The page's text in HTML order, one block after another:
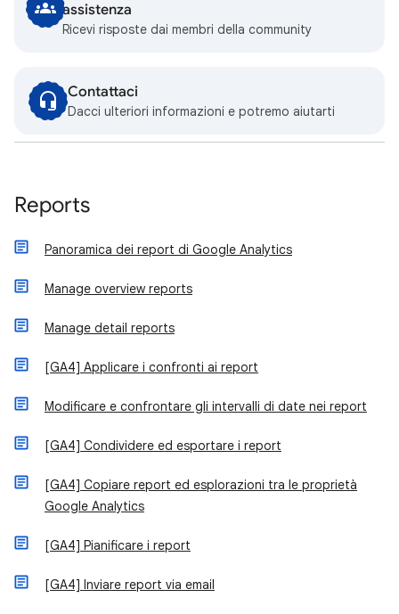
assistenza
Ricevi risposte dai membri della community
Contattaci
Dacci ulteriori informazioni e potremo aiutarti
Reports
Panoramica dei report di Google Analytics
Manage overview reports
Manage detail reports
[GA4] Applicare i confronti ai report
Modificare e confrontare gli intervalli di date nei report
[GA4] Condividere ed esportare i report
[GA4] Copiare report ed esplorazioni tra le proprietà
Google Analytics
[GA4] Pianificare i report
[GA4] Inviare report via email